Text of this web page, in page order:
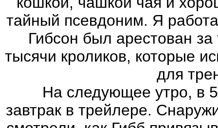
тайный псевдоним. Я
Гибсон был арестован
тысячи кроликов, которые
для
На следующее утро, в
завтрак в трейлере.